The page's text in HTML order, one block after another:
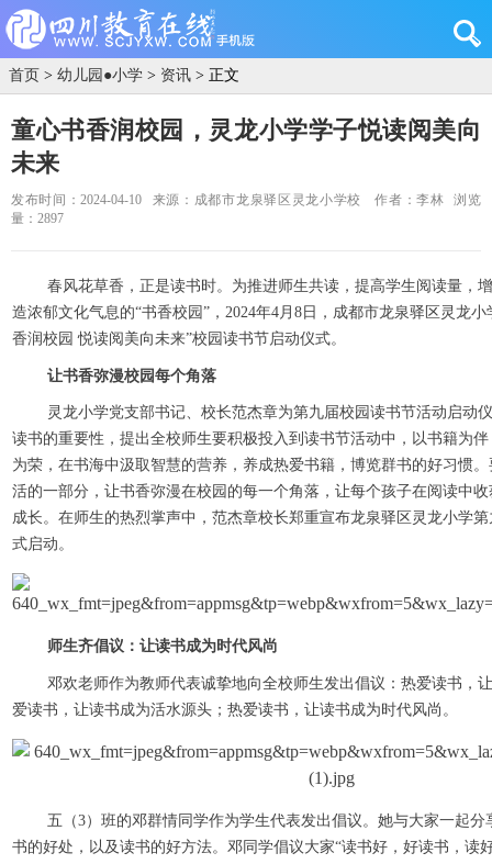
首页 > 幼儿园●小学 > 资讯 > 正文
童心书香润校园，灵龙小学学子悦读阅美向
未来
发布时间：2024-04-10 来源：成都市龙泉驿区灵龙小学校 作者：李林
浏览
量：2897
春风花草香，正是读书时。为推进师生共读，提高学生阅读量，
造浓郁文化气息的“书香校园”，2024年4月8日，成都市龙泉驿区灵龙
香润校园 悦读阅美向未来”校园读书节启动仪式。
让书香弥漫校园每个角落
灵龙小学党支部书记、校长范杰章为第九届校园读书节活动启动
读书的重要性，提出全校师生要积极投入到读书节活动中，以书籍为
为荣，在书海中汲取智慧的营养，养成热爱书籍，博览群书的好习惯
活的一部分，让书香弥漫在校园的每一个角落，让每个孩子在阅读中
成长。在师生的热烈掌声中，范杰章校长郑重宣布龙泉驿区灵龙小学
式启动。
师生齐倡议：让读书成为时代风尚
邓欢老师作为教师代表诚挚地向全校师生发出倡议：热爱读书，
爱读书，让读书成为活水源头；热爱读书，让读书成为时代风尚。
五（3）班的邓群情同学作为学生代表发出倡议。她与大家一起分
书的好处，以及读书的好方法。邓同学倡议大家“读书好，好读书，读